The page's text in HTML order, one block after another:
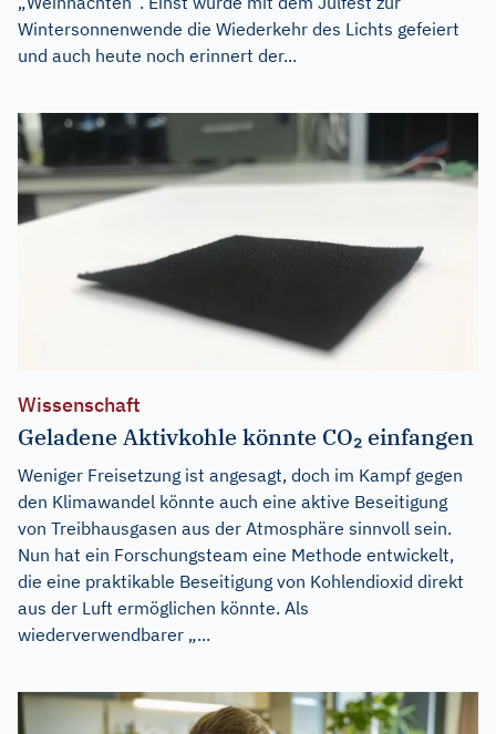
Wintersonnenwende die Wiederkehr des Lichts gefeiert
und auch heute noch erinnert der...
Wissenschaft
Geladene Aktivkohle könnte CO₂ einfangen
Weniger Freisetzung ist angesagt, doch im Kampf gegen
den Klimawandel könnte auch eine aktive Beseitigung
von Treibhausgasen aus der Atmosphäre sinnvoll sein.
Nun hat ein Forschungsteam eine Methode entwickelt,
die eine praktikable Beseitigung von Kohlendioxid direkt
aus der Luft ermöglichen könnte. Als
wiederverwendbarer „...